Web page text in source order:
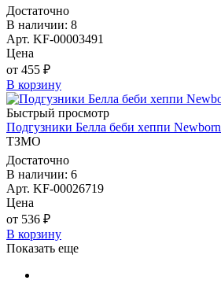
Достаточно
В наличии: 8
Арт. KF-00003491
Цена
от 455 ₽
В корзину
Быстрый просмотр
Подгузники Белла беби хеппи
ТЗМО
Достаточно
В наличии: 6
Арт. KF-00026719
Цена
от 536 ₽
В корзину
Показать еще